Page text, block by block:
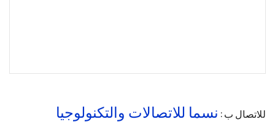
للاتصال ب : نسما للاتصالات والتكنولوجيا